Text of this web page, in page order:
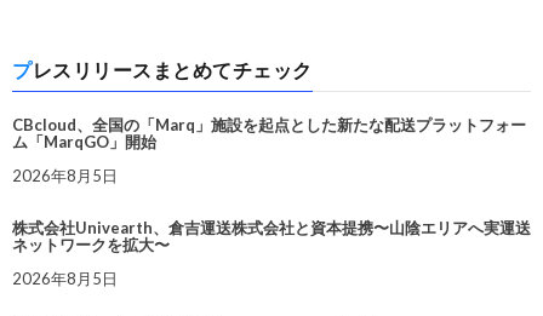
プレスリリースまとめてチェック
CBcloud、全国の「Marq」施設を起点とした新たな配送プラットフォー
ム「MarqGO」開始
2026年8月5日
株式会社Univearth、倉吉運送株式会社と資本提携〜山陰エリアへ実運送
ネットワークを拡大〜
2026年8月5日